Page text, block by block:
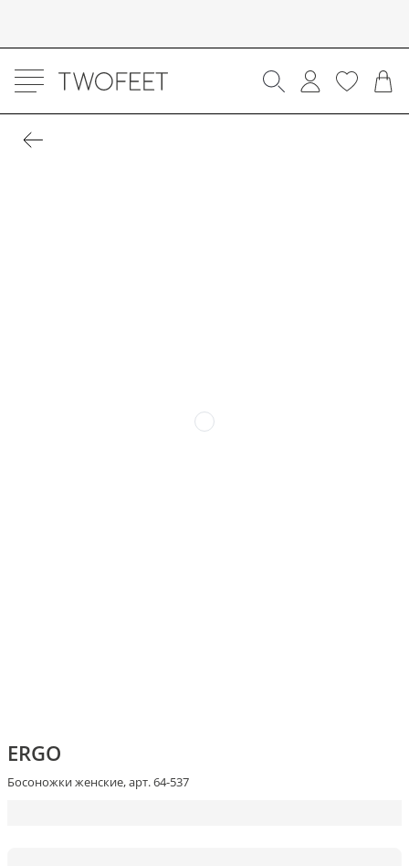
ERGO
Босоножки женские, арт. 64-537